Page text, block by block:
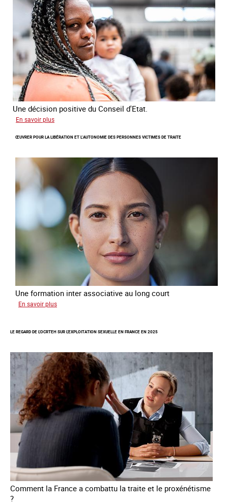
victimes
de
traite
Une décision positive du Conseil d'Etat.
En savoir plus
les
d'obtenir
de
séjour
pour
les
victimes
traite
ŒUVRER POUR LA LIBÉRATION ET L’AUTONOMIE DES PERSONNES VICTIMES DE TRAITE
Une formation inter associative au long court
En savoir plus
la
et
l’autonomie
des
personnes
victimes
de
traite
LE REGARD DE L'OCRTEH SUR L'EXPLOITATION SEXUELLE EN FRANCE EN 2025
Comment la France a combattu la traite et le proxénétisme
?